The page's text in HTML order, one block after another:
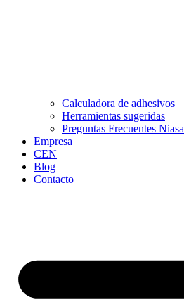
Calculadora de adhesivos
Herramientas sugeridas
Preguntas Frecuentes Niasa
Empresa
CEN
Blog
Contacto